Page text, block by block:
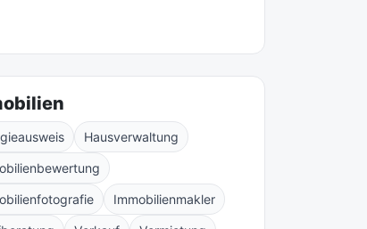
Hausverwaltung
Immobilienmakler